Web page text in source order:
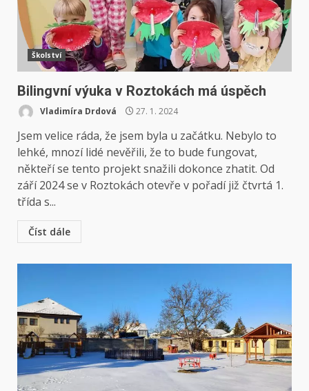
Školství
Bilingvní výuka v Roztokách má úspěch
Vladimíra Drdová 27. 1. 2024
Jsem velice ráda, že jsem byla u začátku. Nebylo to
lehké, mnozí lidé nevěřili, že to bude fungovat,
někteří se tento projekt snažili dokonce zhatit. Od
září 2024 se v Roztokách otevře v pořadí již čtvrtá 1.
třída s...
Číst dále